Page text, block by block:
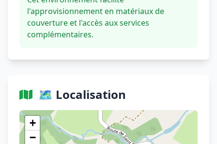
l'approvisionnement en matériaux de
couverture et l'accès aux services
complémentaires.
🗺️ Localisation
+
−
Voir sur OpenStreetMap